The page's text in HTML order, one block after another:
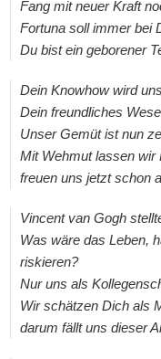
Fang mit neuer Kraft
Fortuna soll immer bei
Du bist ein geborener
Dein Knowhow wird
Dein freundliches
Unser Gemüt ist nun
Mit Wehmut lassen wir
freuen uns jetzt schon
Vincent van Gogh
Was wäre das Leben,
riskieren?
Nur uns als
Wir schätzen Dich als
darum fällt uns dieser